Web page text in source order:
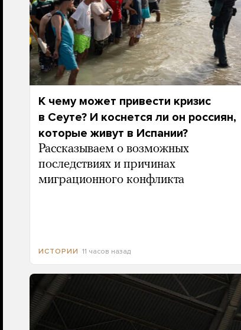
К чему может привести кризис
в Сеуте? И коснется ли он россиян,
которые живут в Испании?
Рассказываем о возможных
последствиях и причинах
миграционного конфликта
ИСТОРИИ 11 часов назад